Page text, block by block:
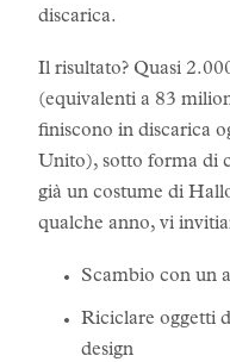
discarica.
Il risultato? Quasi
(equivalenti a 83
finiscono in discarica
Unito), sotto forma di
già un costume di
qualche anno, vi
Scambio con un
Riciclare oggetti
design